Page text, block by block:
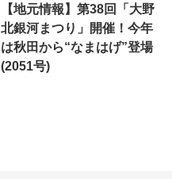
【地元情報】第38回「大野
北銀河まつり」開催！今年
は秋田から“なまはげ”登場
(2051号)